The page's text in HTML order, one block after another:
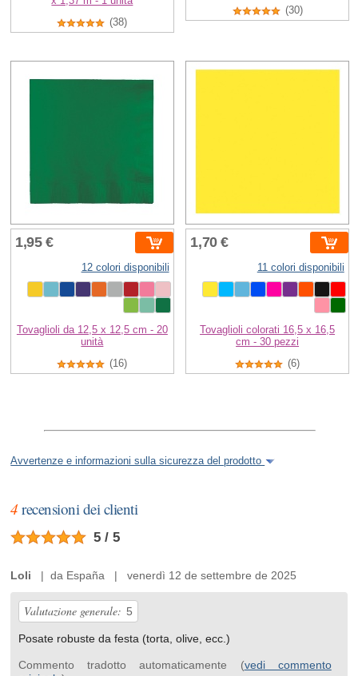
(38)
(30)
1,95 €
12 colori disponibili
Tovaglioli da 12,5 x 12,5 cm - 20
unità
(16)
1,70 €
11 colori disponibili
Tovaglioli colorati 16,5 x 16,5
cm - 30 pezzi
(6)
Avvertenze e informazioni sulla sicurezza del prodotto
4 recensioni dei clienti
5 / 5
Loli | da España | venerdì 12 de settembre de 2025
Valutazione generale: 5
Posate robuste da festa (torta, olive, ecc.)
Commento tradotto automaticamente (vedi commento